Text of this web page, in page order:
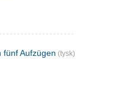
fünf Aufzügen (tysk)